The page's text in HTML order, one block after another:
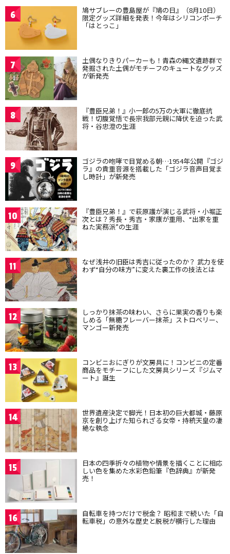
6 鳩サブレーの豊島屋が『鳩の日』（8月10日）
限定グッズ詳細を発表！今年はシリコンポーチ
「はとっこ」
7 土偶なりきりパーカーも！青森の縄文遺跡群で
発掘された土偶がモチーフのキュートなグッズ
が新発売
8 『豊臣兄弟！』小一郎の5万の大軍に徹底抗
戦！切腹覚悟で長宗我部元親に降伏を迫った武
将・谷忠澄の生涯
9 ゴジラの咆哮で目覚める朝…1954年公開『ゴジ
ラ』の貴重音源を搭載した「ゴジラ音声目覚ま
し時計」が新発売
10 『豊臣兄弟！』で萩原護が演じる武将・小堀正
次とは？秀長・秀吉・家康が重用、“出家を重
ねた実務派”の生涯
11 なぜ浅井の旧臣は秀吉に従ったのか？ 武力を使
わず“自分の味方”に変えた裏工作の技法とは
12 しっかり抹茶の味わい、さらに果実の香りも楽
しめる「無糖フレーバー抹茶」ストロベリー、
マンゴー新発売
13 コンビニおにぎりが文房具に！コンビニの定番
商品をモチーフにした文房具シリーズ『ジムマ
ート』誕生
14 世界遺産決定で脚光！日本初の巨大都城・藤原
京を創り上げた知られざる女帝・持統天皇の凄
絶な執念
15 日本の四季折々の植物や情景を描くことに相応
しい色を集めた水彩色鉛筆『色辞典』が新発
売！
16 自転車を持つだけで税金？ 昭和まで続いた「自
転車税」の意外な歴史と脱税が横行した理由